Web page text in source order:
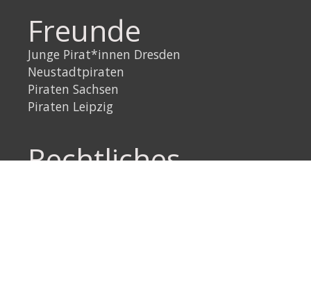
Freunde
Junge Pirat*innen Dresden
Neustadtpiraten
Piraten Sachsen
Piraten Leipzig
Rechtliches